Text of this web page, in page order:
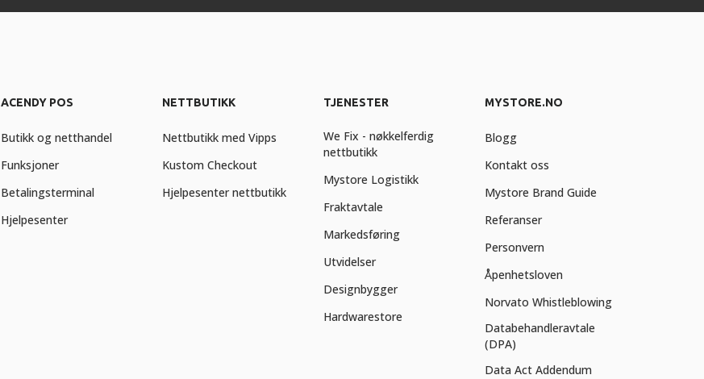
ACENDY POS
Butikk og netthandel
Funksjoner
Betalingsterminal
Hjelpesenter
NETTBUTIKK
Nettbutikk med Vipps
Kustom Checkout
Hjelpesenter nettbutikk
TJENESTER
We Fix - nøkkelferdig
nettbutikk
Mystore Logistikk
Fraktavtale
Markedsføring
Utvidelser
Designbygger
Hardwarestore
MYSTORE.NO
Blogg
Kontakt oss
Mystore Brand Guide
Referanser
Personvern
Åpenhetsloven
Norvato Whistleblowing
Databehandleravtale
(DPA)
Data Act Addendum